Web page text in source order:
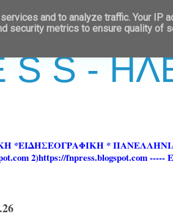
S S -
*ΕΙΔΗΣΕΟΓΡΑΦΙΚΗ *
2)https://fnpress.blogspot.com -----
and to analyze traffic. Your IP
security metrics to ensure quality of